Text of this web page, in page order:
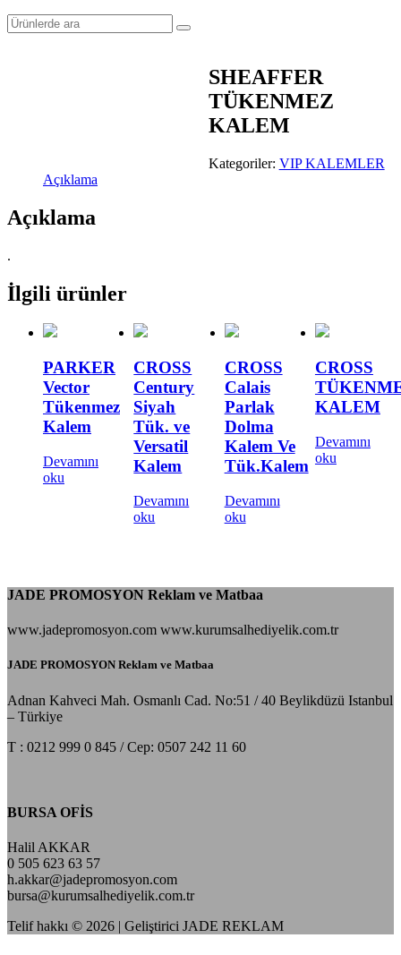
SHEAFFER
TÜKENMEZ
KALEM
Kategoriler: VIP KALEMLER
Açıklama
Açıklama
.
İlgili ürünler
PARKER
Vector
Tükenmez
Kalem
Devamını
oku
CROSS
Century
Siyah
Tük. ve
Versatil
Kalem
Devamını
oku
CROSS
Calais
Parlak
Dolma
Kalem Ve
Tük.Kalem
Devamını
oku
CROSS
KALEM
Devamını
oku
JADE PROMOSYON Reklam ve Matbaa
www.jadepromosyon.com www.kurumsalhediyelik.com.tr
JADE PROMOSYON Reklam ve Matbaa
Adnan Kahveci Mah. Osmanlı Cad. No:51 / 40 Beylikdüzü Istanbul
– Türkiye
T : 0212 999 0 845 / Cep: 0507 242 11 60
BURSA OFİS
Halil AKKAR
0 505 623 63 57
h.akkar@jadepromosyon.com
bursa@kurumsalhediyelik.com.tr
Telif hakkı © 2026 | Geliştirici JADE REKLAM